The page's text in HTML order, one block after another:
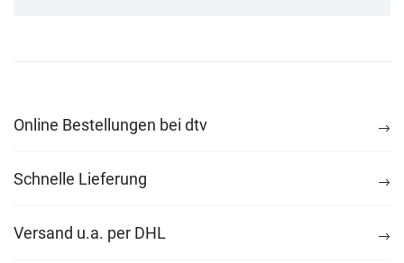
Online Bestellungen bei dtv
Schnelle Lieferung
Versand u.a. per DHL